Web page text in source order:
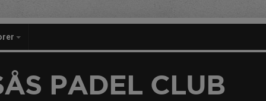
PADEL CLUB